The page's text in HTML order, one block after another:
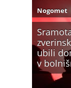
ubili
v
Nogomet